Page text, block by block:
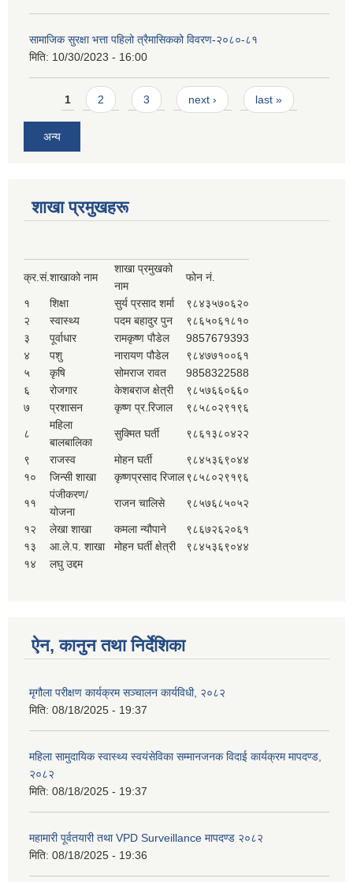
सामाजिक सुरक्षा भत्ता पहिलो त्रैमासिकको विवरण-२०८०-८१
मिति: 10/30/2023 - 16:00
Pages
1 2 3 next › last »
अन्य
शाखा प्रमुखहरू
क्र.सं.शाखाको नाम
शाखा प्रमुखको
नाम
फोन नं.
१ शिक्षा सुर्य प्रसाद शर्मा
९८४३५७०६२०
२
स्वास्थ्य पदम बहादुर पुन
९८६५०६१८१०
३
पूर्वाधार रामकृष्ण पौडेल
9857679393
४
पशु नारायण पौडेल
९८४७७१००६१
५
कृषि सोमराज रावत
9858322588
६
रोजगार केशबराज क्षेत्री
९८५७६६०६६०
७
प्रशासन कृष्ण प्र.रिजाल ९८५८०२९१९६
८
महिला
बालबालिका
सुक्मित घर्ती ९८६१३८०४२२
९ राजस्व मोहन घर्ती
९८४५३६९०४४
१०
जिन्सी शाखा कृष्णप्रसाद रिजाल९८५८०२९१९६
११
पंजीकरण/
योजना
राजन चालिसे ९८५७६८५०५२
१२ लेखा शाखा कमला न्यौपाने
९८६७२६२०६१
१३
आ.ले.प. शाखा मोहन घर्ती क्षेत्री
९८४५३६९०४४
१४
लघु उद्दम
ऐन, कानुन तथा निर्देशिका
मृगौला परीक्षण कार्यक्रम सञ्चालन कार्यविधी, २०८२
मिति: 08/18/2025 - 19:37
महिला सामुदायिक स्वास्थ्य स्वयंसेविका सम्मानजनक विदाई कार्यक्रम मापदण्ड,
२०८२
मिति: 08/18/2025 - 19:37
महामारी पूर्वतयारी तथा VPD Surveillance मापदण्ड २०८२
मिति: 08/18/2025 - 19:36